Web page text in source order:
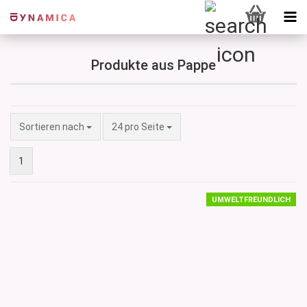
Produkte aus Pappe
Sortieren nach
Sortieren nach 24 pro Seite
pro Seite
1
UMWELTFREUNDLICH